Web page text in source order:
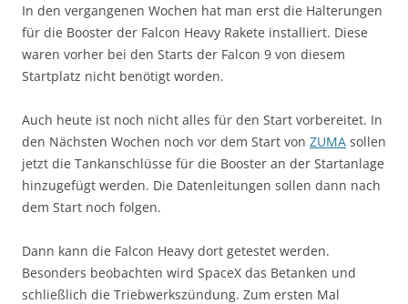
In den vergangenen Wochen hat man erst die Halterungen
für die Booster der Falcon Heavy Rakete installiert. Diese
waren vorher bei den Starts der Falcon 9 von diesem
Startplatz nicht benötigt worden.
Auch heute ist noch nicht alles für den Start vorbereitet. In
den Nächsten Wochen noch vor dem Start von ZUMA sollen
jetzt die Tankanschlüsse für die Booster an der Startanlage
hinzugefügt werden. Die Datenleitungen sollen dann nach
dem Start noch folgen.
Dann kann die Falcon Heavy dort getestet werden.
Besonders beobachten wird SpaceX das Betanken und
schließlich die Triebwerkszündung. Zum ersten Mal